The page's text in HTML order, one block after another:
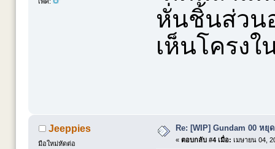
หั่นชิ้นส่วน
เห็นโครง
Jeeppies
มือใหม่หัดต่อ
Re: [WIP] Gundam 00 หยุ
« ตอบกลับ #4 เมื่อ: เมษายน 04,